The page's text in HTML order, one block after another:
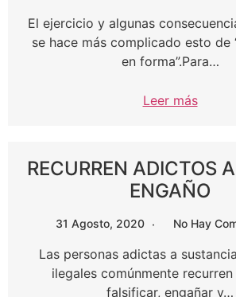
El ejercicio y algunas
se hace más complicado esto de
en forma”.Para…
Leer más
RECURREN ADICTOS
ENGAÑO
31 Agosto, 2020 No Hay
Las personas adictas a
ilegales comúnmente recurren
falsificar, engañar y…